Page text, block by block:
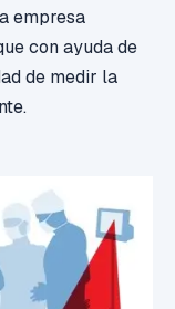
empresa
con ayuda de
de medir la